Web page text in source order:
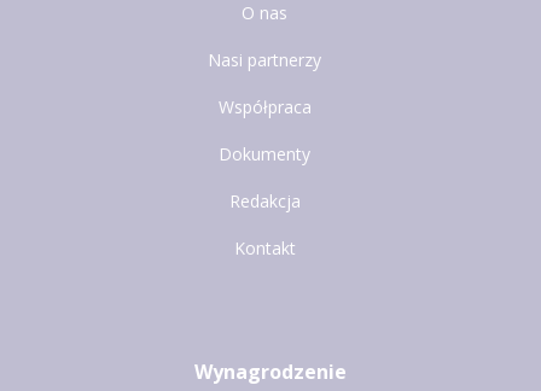
O nas
Nasi partnerzy
Współpraca
Dokumenty
Redakcja
Kontakt
Wynagrodzenie